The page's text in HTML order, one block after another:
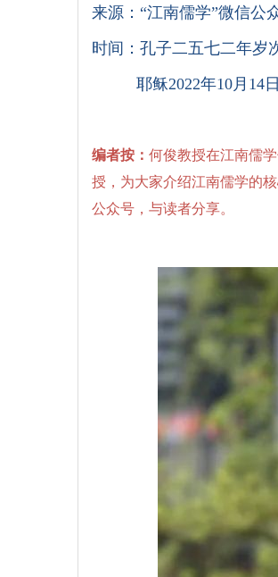
来源：“江南儒学”微信公
时间：孔子二五七二年岁
耶稣2022年10月14日
编者按： 何俊教授在江南儒
授，为大家介绍江南儒学的
公众号，与读者分享。